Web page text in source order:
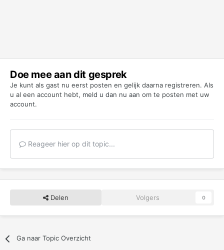
Doe mee aan dit gesprek
Je kunt als gast nu eerst posten en gelijk daarna registreren. Als
u al een account hebt, meld u dan nu aan om te posten met uw
account.
Reageer hier op dit topic...
Delen Volgers 0
Ga naar Topic Overzicht